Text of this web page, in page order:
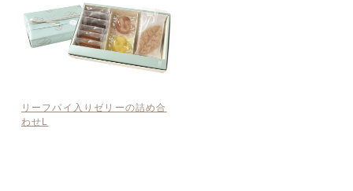
リーフパイ入りゼリーの詰め合
わせL